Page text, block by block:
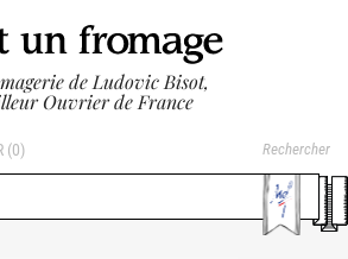
de Ludovic Bisot,
Ouvrier de France
(0)